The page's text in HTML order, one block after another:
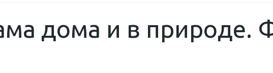
дома и в природе.